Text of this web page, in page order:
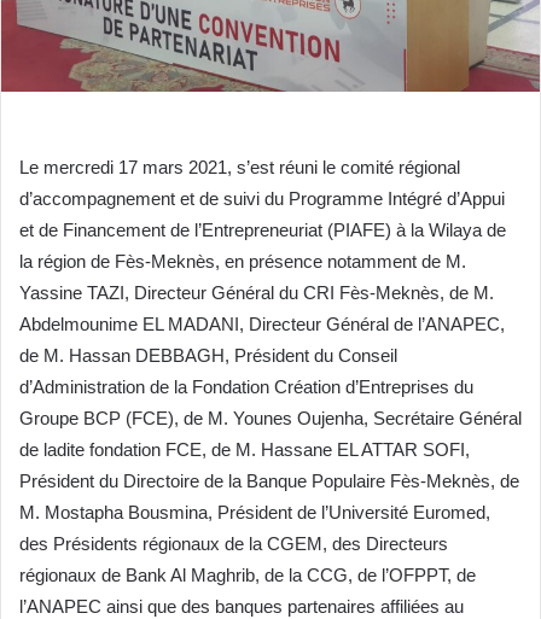
Le mercredi 17 mars 2021, s’est réuni le comité régional
d’accompagnement et de suivi du Programme Intégré d’Appui
et de Financement de l’Entrepreneuriat (PIAFE) à la Wilaya de
la région de Fès-Meknès, en présence notamment de M.
Yassine TAZI, Directeur Général du CRI Fès-Meknès, de M.
Abdelmounime EL MADANI, Directeur Général de l’ANAPEC,
de M. Hassan DEBBAGH, Président du Conseil
d’Administration de la Fondation Création d’Entreprises du
Groupe BCP (FCE), de M. Younes Oujenha, Secrétaire Général
de ladite fondation FCE, de M. Hassane EL ATTAR SOFI,
Président du Directoire de la Banque Populaire Fès-Meknès, de
M. Mostapha Bousmina, Président de l’Université Euromed,
des Présidents régionaux de la CGEM, des Directeurs
régionaux de Bank Al Maghrib, de la CCG, de l’OFPPT, de
l’ANAPEC ainsi que des banques partenaires affiliées au